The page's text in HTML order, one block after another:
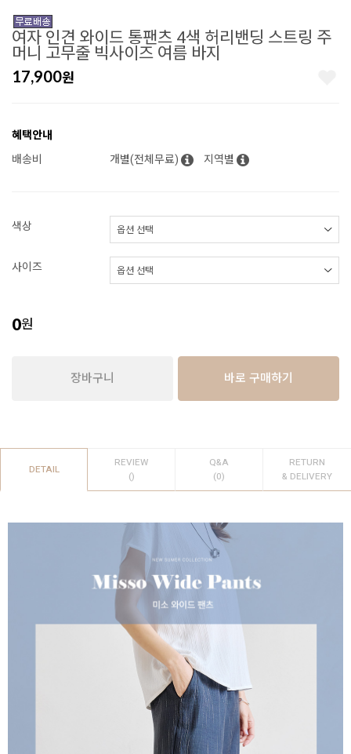
여자 인견 와이드 통팬츠 4색 허리밴딩 스트링 주
머니 고무줄 빅사이즈 여름 바지
17,900원
혜택안내
배송비
개별(전체무료) 지역별
색상
사이즈
0원
장바구니 바로 구매하기
DETAIL
REVIEW
()
Q&A
(0)
RETURN
& DELIVERY